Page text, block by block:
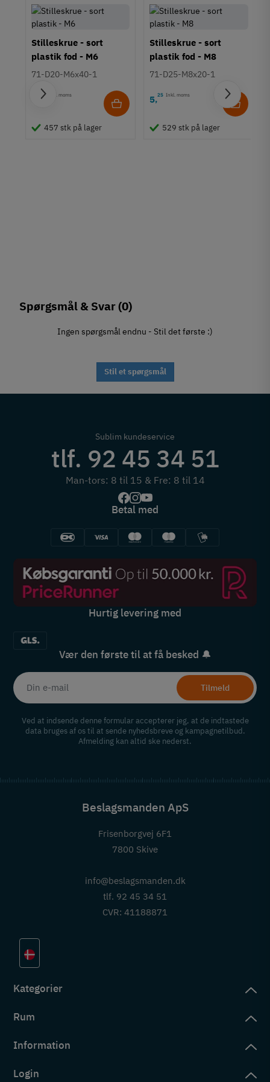
Stilleskrue - sort
plastik fod - M6
71-D20-M6x40-1
70 Inkl. moms
457 stk på lager
Stilleskrue - sort
plastik fod - M8
71-D25-M8x20-1
5,25 Inkl. moms
529 stk på lager
Spørgsmål & Svar(0)
Ingen spørgsmål endnu - Stil det første :)
Stil et spørgsmål
Sublim kundeservice
tlf. 92 45 34 51
Man-tors: 8 til 15 & Fre: 8 til 14
Betal med
Hurtig levering med
Vær den første til at få besked 🔔
Tilmeld
Ved at indsende denne formular accepterer jeg, at de indtastede
data bruges af os til at sende nyhedsbreve og kampagnetilbud.
Afmelding kan altid ske nederst.
Beslagsmanden ApS
Frisenborgvej 6F1
7800 Skive
info@beslagsmanden.dk
tlf. 92 45 34 51
CVR: 41188871
Kategorier
Rum
Information
Login